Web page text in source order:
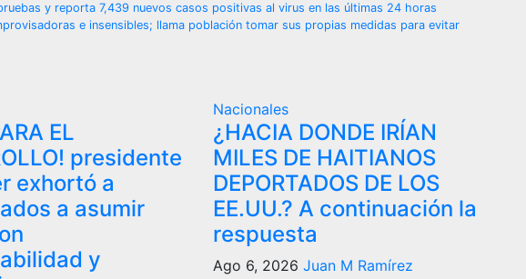
y reporta 7,439 nuevos casos positivas al virus en las últimas 24 horas
e insensibles; llama población tomar sus propias medidas para evitar
EL
presidente
exhortó a
a asumir
y
Nacionales
¿HACIA DONDE IRÍAN
MILES DE HAITIANOS
DEPORTADOS DE LOS
EE.UU.? A continuación la
respuesta
Ago 6, 2026 Juan M Ramírez